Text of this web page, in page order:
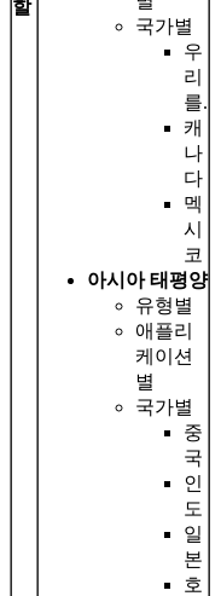
할
국가별
우
리
를.
캐
나
다
멕
시
코
아시아 태평양
유형별
애플리
케이션
별
국가별
중
국
인
도
일
본
호